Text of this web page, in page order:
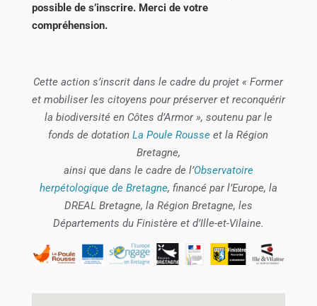
possible de s’inscrire. Merci de votre
compréhension.
Cette action s’inscrit dans le cadre du projet « Former
et mobiliser les citoyens pour préserver et reconquérir
la biodiversité en Côtes d’Armor », soutenu par le
fonds de dotationLa Poule Rousse et la Région
Bretagne,
ainsi que dans le cadre de l’Observatoire
herpétologique de Bretagne, financé par l’Europe, la
DREAL Bretagne, la Région Bretagne, les
Départements du Finistère et d’Ille-et-Vilaine.